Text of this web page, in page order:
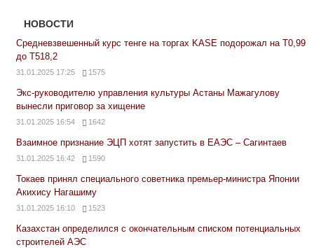
НОВОСТИ
Средневзвешенный курс тенге на торгах KASE подорожал на Т0,99
до Т518,2
31.01.2025 17:25 1575
Экс-руководителю управления культуры Астаны Мажагулову
вынесли приговор за хищение
31.01.2025 16:54 1642
Взаимное признание ЭЦП хотят запустить в ЕАЭС – Сагинтаев
31.01.2025 16:42 1590
Токаев принял специального советника премьер-министра Японии
Акихису Нагашиму
31.01.2025 16:10 1523
Казахстан определился с окончательным списком потенциальных
строителей АЭС